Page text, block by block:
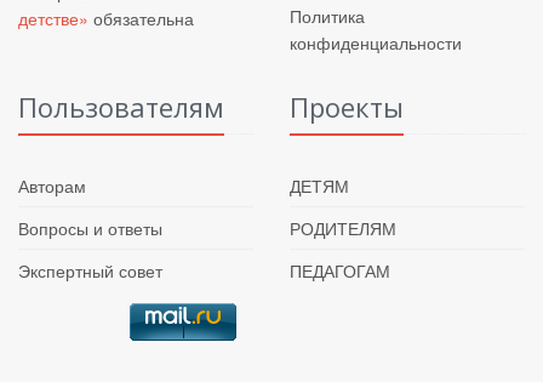
детстве» обязательна
Политика
конфиденциальности
Пользователям
Авторам
Вопросы и ответы
Экспертный совет
Проекты
ДЕТЯМ
РОДИТЕЛЯМ
ПЕДАГОГАМ